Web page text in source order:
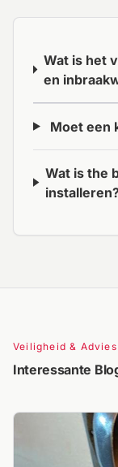
Wat is het
en
Moet een
Wat is the
Veiligheid & Advies
Interessante